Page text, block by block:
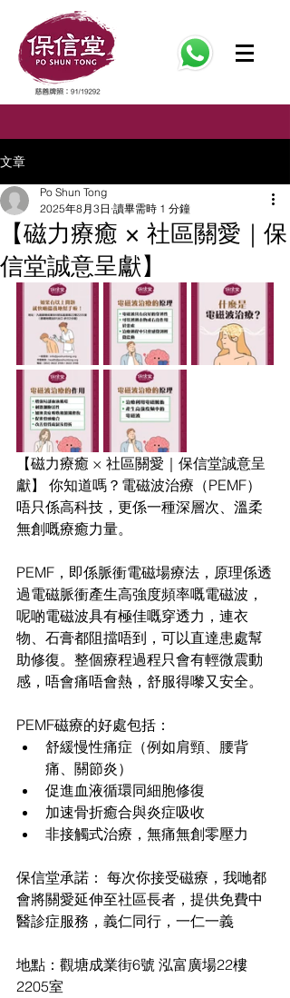
文章
【磁力療癒 × 社區關愛｜保
信堂誠意呈獻】
Po Shun Tong
2025年8月3日 讀畢需時 1 分鐘
【磁力療癒 × 社區關愛｜保信堂誠意呈
獻】 你知道嗎？電磁波治療（PEMF）
唔只係高科技，更係一種深層次、溫柔
無創嘅療癒力量。
PEMF，即係脈衝電磁場療法，原理係透
過電磁脈衝產生高強度頻率嘅電磁波，
呢啲電磁波具有極佳嘅穿透力，連衣
物、石膏都阻擋唔到，可以直達患處幫
助修復。整個療程過程只會有輕微震動
感，唔會痛唔會熱，舒服得嚟又安全。
PEMF磁療的好處包括：
舒緩慢性痛症（例如肩頸、腰背
痛、關節炎）
促進血液循環同細胞修復
加速骨折癒合與炎症吸收
非接觸式治療，無痛無創零壓力
保信堂承諾： 每次你接受磁療，我哋都
會將關愛延伸至社區長者，提供免費中
醫診症服務，義仁同行，一仁一義
地點：觀塘成業街6號 泓富廣場22樓
2205室